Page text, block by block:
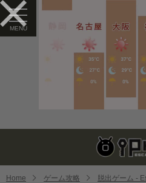
Home ゲーム攻略
脱出ゲーム -